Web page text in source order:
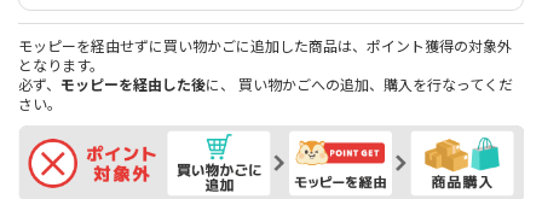
モッピーを経由せずに買い物かごに追加した商品は、ポイント獲得の対象外
となります。
必ず、 モッピーを経由した後に、 買い物かごへの追加、購入を行なってくだ
さい。